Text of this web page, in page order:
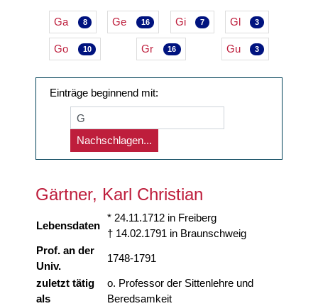
Ga 8 Ge 16 Gi 7 Gl 3
Go 10 Gr 16 Gu 3
Einträge beginnend mit:
Nachschlagen...
Gärtner, Karl Christian
Lebensdaten
* 24.11.1712 in Freiberg
† 14.02.1791 in Braunschweig
Prof. an der
Univ.
1748-1791
zuletzt tätig
als
o. Professor der Sittenlehre und
Beredsamkeit